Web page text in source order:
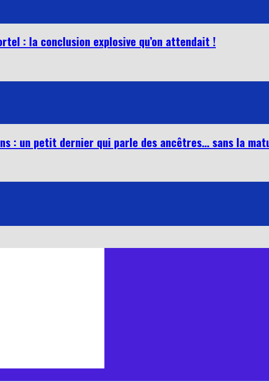
: la conclusion explosive qu’on attendait !
: un petit dernier qui parle des ancêtres… sans la